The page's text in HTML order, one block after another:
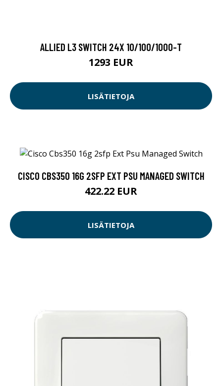
ALLIED L3 SWITCH 24X 10/100/1000-T
1293 EUR
LISÄTIETOJA
CISCO CBS350 16G 2SFP EXT PSU MANAGED SWITCH
422.22 EUR
LISÄTIETOJA